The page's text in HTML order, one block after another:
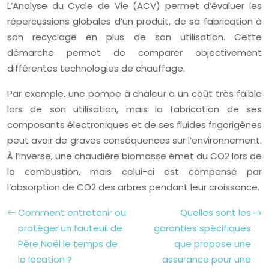
L’Analyse du Cycle de Vie (ACV) permet d’évaluer les
répercussions globales d’un produit, de sa fabrication à
son recyclage en plus de son utilisation. Cette
démarche permet de comparer objectivement
différentes technologies de chauffage.
Par exemple, une pompe à chaleur a un coût très faible
lors de son utilisation, mais la fabrication de ses
composants électroniques et de ses fluides frigorigènes
peut avoir de graves conséquences sur l’environnement.
À l’inverse, une chaudière biomasse émet du CO2 lors de
la combustion, mais celui-ci est compensé par
l’absorption de CO2 des arbres pendant leur croissance.
Comment entretenir ou
protéger un fauteuil de
Père Noël le temps de
la location ?
Quelles sont les
garanties spécifiques
que propose une
assurance pour une